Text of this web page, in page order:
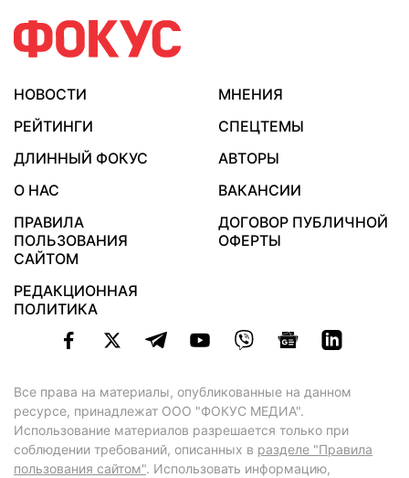
НОВОСТИ
МНЕНИЯ
РЕЙТИНГИ
СПЕЦТЕМЫ
ДЛИННЫЙ ФОКУС
АВТОРЫ
О НАС
ВАКАНСИИ
ПРАВИЛА
ПОЛЬЗОВАНИЯ
САЙТОМ
ДОГОВОР ПУБЛИЧНОЙ
ОФЕРТЫ
РЕДАКЦИОННАЯ
ПОЛИТИКА
Все права на материалы, опубликованные на данном
ресурсе, принадлежат ООО "ФОКУС МЕДИА".
Использование материалов разрешается только при
соблюдении требований, описанных в разделе "Правила
пользования сайтом". Использовать информацию,